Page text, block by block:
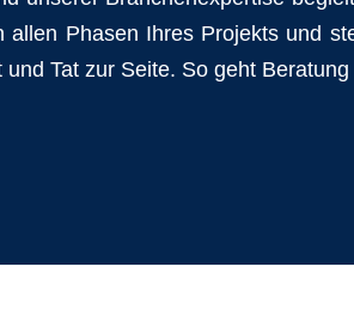
al­len Pha­sen Ih­res Pro­jekts und
und Tat zur Sei­te. So geht